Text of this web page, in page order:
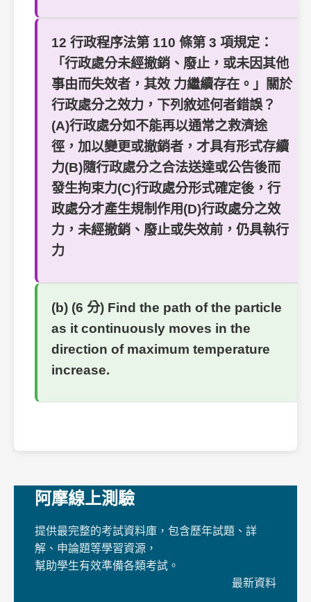
12 行政程序法第 110 條第 3 項規定：
「行政處分未經撤銷、廢止，或未因其他
事由而失效者，其效 力繼續存在。」關於
行政處分之效力，下列敘述何者錯誤？
(A)行政處分如不能再以通常之救濟途
徑，加以變更或撤銷者，才具有形式存續
力(B)隨行政處分之合法送達或公告後而
發生拘束力(C)行政處分形式確定後，行
政處分才產生規制作用(D)行政處分之效
力，未經撤銷、廢止或失效前，仍具執行
力
(b) (6 分) Find the path of the particle
as it continuously moves in the
direction of maximum temperature
increase.
阿摩線上測驗
提供最完整的考試資料庫，包含歷年試題、詳
解、申論題等學習資源，
幫助學生有效準備各類考試。
最新資料